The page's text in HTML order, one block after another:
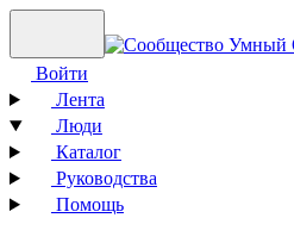
Войти
Лента
Люди
Каталог
Руководства
Помощь